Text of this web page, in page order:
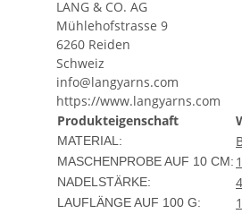
LANG & CO. AG
Mühlehofstrasse 9
6260 Reiden
Schweiz
info@langyarns.com
https://www.langyarns.com
Produkteigenschaft
MATERIAL:
MASCHENPROBE AUF 10 CM:
NADELSTÄRKE:
LAUFLÄNGE AUF 100 G: